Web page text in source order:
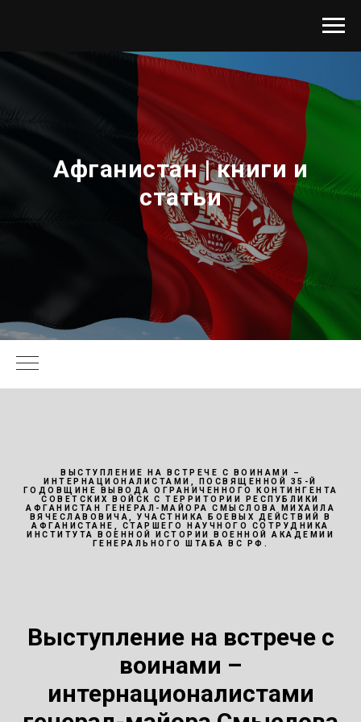
Афганистан | книги и
статьи
ВЫСТУПЛЕНИЕ НА ВСТРЕЧЕ С ВОИНАМИ –
ИНТЕРНАЦИОНАЛИСТАМИ, ПОСВЯЩЕННОЙ 35-Й
ГОДОВЩИНЕ ВЫВОДА ОГРАНИЧЕННОГО КОНТИНГЕНТА
СОВЕТСКИХ ВОЙСК С ТЕРРИТОРИИ РЕСПУБЛИКИ
АФГАНИСТАН ГЕНЕРАЛ-МАЙОРА СМЫСЛОВА МИХАИЛА
ВЯЧЕСЛАВОВИЧА, УЧАСТНИКА БОЕВЫХ ДЕЙСТВИЙ В
АФГАНИСТАНЕ, СТАРШЕГО НАУЧНОГО СОТРУДНИКА
ИНСТИТУТА ВОЕННОЙ ИСТОРИИ ВОЕННОЙ АКАДЕМИИ
ГЕНЕРАЛЬНОГО ШТАБА ВС РФ.
Выступление на встрече с
воинами –
интернационалистами